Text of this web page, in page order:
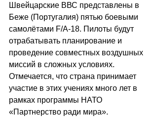
Швейцарские ВВС представлены в
Беже (Португалия) пятью боевыми
самолётами F/A-18. Пилоты будут
отрабатывать планирование и
проведение совместных воздушных
миссий в сложных условиях.
Отмечается, что страна принимает
участие в этих учениях много лет в
рамках программы НАТО
«Партнерство ради мира».